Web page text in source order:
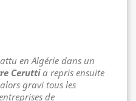
en Algérie dans un
Ceruttia repris ensuite
gravi tous les
de